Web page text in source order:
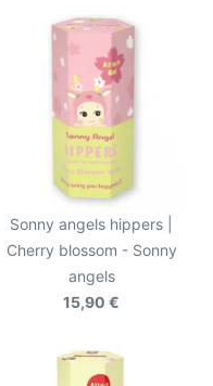
Sonny angels hippers |
Cherry blossom - Sonny
angels
15,90 €